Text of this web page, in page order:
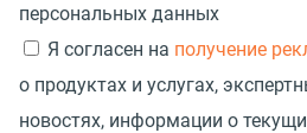
персональных данных
Я согласен на получение
о продуктах и услугах,
новостях, информации о